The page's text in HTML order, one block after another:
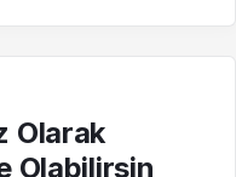
Olarak
Olabilirsin